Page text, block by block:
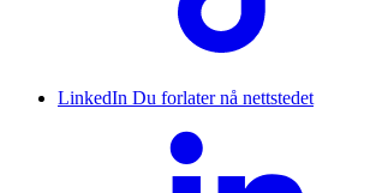
LinkedIn Du forlater nå nettstedet